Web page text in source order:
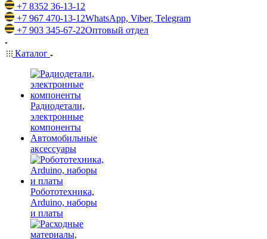
+7 8352 36-13-12
+7 967 470-13-12WhatsApp, Viber, Telegram
+7 903 345-67-22Оптовый отдел
Каталог
Радиодетали,
электронные
компоненты
Автомобильные
аксессуары
Робототехника,
Arduino, наборы
и платы